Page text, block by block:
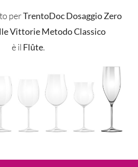
perTrentoDoc Dosaggio Zero
Vittorie Metodo Classico
è il Flûte.